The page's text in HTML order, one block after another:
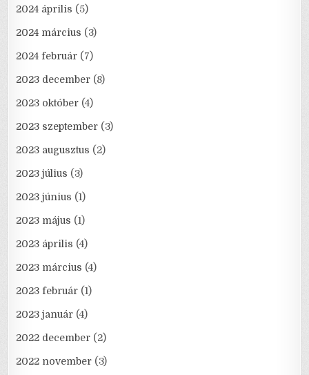
2024 április (5)
2024 március (3)
2024 február (7)
2023 december (8)
2023 október (4)
2023 szeptember (3)
2023 augusztus (2)
2023 július (3)
2023 június (1)
2023 május (1)
2023 április (4)
2023 március (4)
2023 február (1)
2023 január (4)
2022 december (2)
2022 november (3)